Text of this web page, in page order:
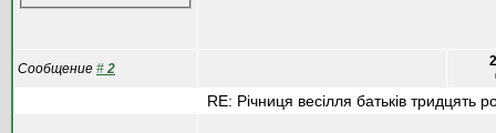
Сообщение # 2
RE: Річниця весілля батьків тридцять